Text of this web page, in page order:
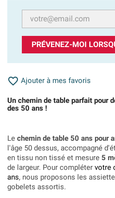
PRÉVENEZ-MOI
 Ajouter à mes favoris
Un chemin de table parfait pour
des 50 ans !
Le chemin de table 50 ans pour
l'âge 50 dessus, accompagné
en tissu non tissé et mesure 5
de largeur. Pour compléter votre
ans, nous proposons les
gobelets assortis.